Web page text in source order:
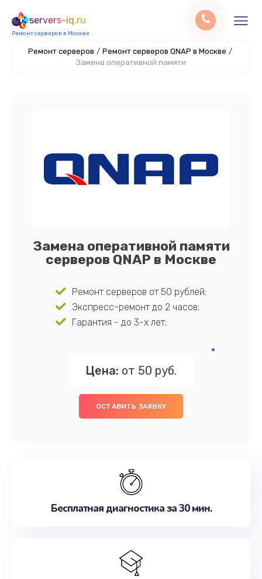
servers-iq.ru
Ремонт серверов в Москве
Ремонт серверов / Ремонт серверов QNAP в Москве /
Замена оперативной памяти
Замена оперативной памяти
серверов QNAP в Москве
Ремонт серверов от 50 рублей;
Экспресс-ремонт до 2 часов;
Гарантия - до 3-х лет;
Цена: от 50 руб.
ОСТАВИТЬ ЗАЯВКУ
Бесплатная диагностика за 30 мин.